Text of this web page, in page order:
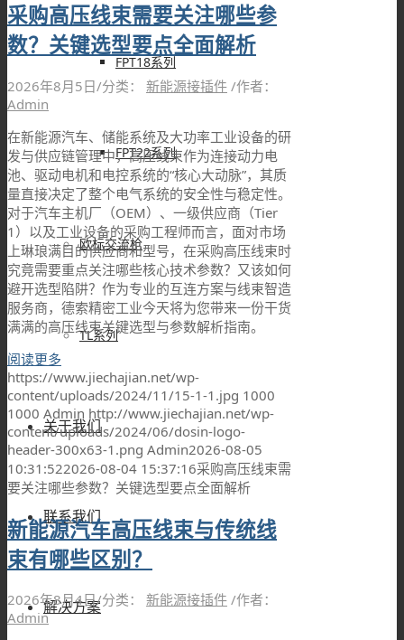
FPT18系列
FPT22系列
欧标交流枪
TL系列
关于我们
联系我们
解决方案
采购高压线束需要关注哪些参
数？关键选型要点全面解析
2026年8月5日/分类： 新能源接插件 /作者：
Admin
在新能源汽车、储能系统及大功率工业设备的研
发与供应链管理中，高压线束作为连接动力电
池、驱动电机和电控系统的“核心大动脉”，其质
量直接决定了整个电气系统的安全性与稳定性。
对于汽车主机厂（OEM）、一级供应商（Tier
1）以及工业设备的采购工程师而言，面对市场
上琳琅满目的供应商和型号，在采购高压线束时
究竟需要重点关注哪些核心技术参数？又该如何
避开选型陷阱？作为专业的互连方案与线束智造
服务商，德索精密工业今天将为您带来一份干货
满满的高压线束关键选型与参数解析指南。
阅读更多
https://www.jiechajian.net/wp-
content/uploads/2024/11/15-1-1.jpg 1000
1000 Admin http://www.jiechajian.net/wp-
content/uploads/2024/06/dosin-logo-
header-300x63-1.png Admin2026-08-05
10:31:522026-08-04 15:37:16采购高压线束需
要关注哪些参数？关键选型要点全面解析
新能源汽车高压线束与传统线
束有哪些区别？
2026年8月4日/分类： 新能源接插件 /作者：
Admin